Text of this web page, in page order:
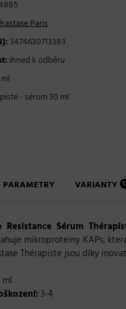
Paris
3474630713383
ihned k odběru
- sérum 30 ml
PARAMETRY VARIANTY
Resistance Sérum
mikroproteiny KAPs,
Thérapiste jsou díky
ml
3-4